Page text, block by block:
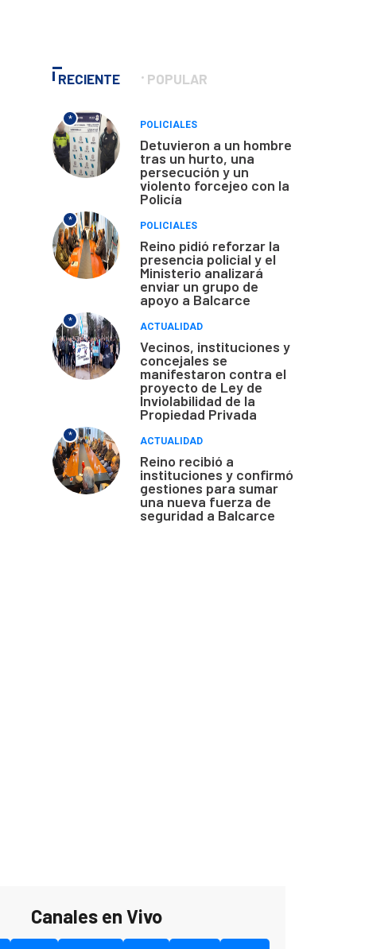
RECIENTE POPULAR
*
POLICIALES
Detuvieron a un hombre
tras un hurto, una
persecución y un
violento forcejeo con la
Policía
*
POLICIALES
Reino pidió reforzar la
presencia policial y el
Ministerio analizará
enviar un grupo de
apoyo a Balcarce
*
ACTUALIDAD
Vecinos, instituciones y
concejales se
manifestaron contra el
proyecto de Ley de
Inviolabilidad de la
Propiedad Privada
*
ACTUALIDAD
Reino recibió a
instituciones y confirmó
gestiones para sumar
una nueva fuerza de
seguridad a Balcarce
Canales en Vivo